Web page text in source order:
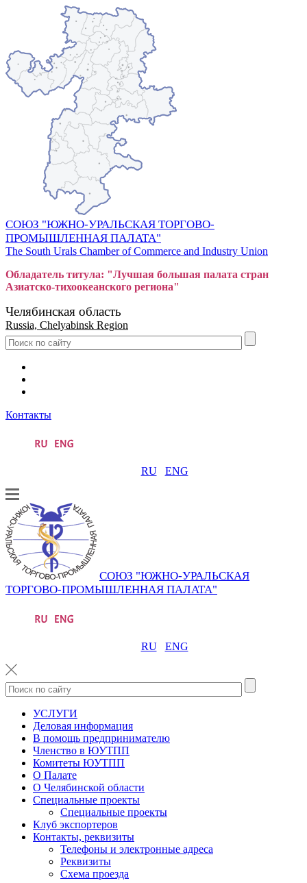
СОЮЗ "ЮЖНО-УРАЛЬСКАЯ ТОРГОВО-
ПРОМЫШЛЕННАЯ ПАЛАТА"
The South Urals Chamber of Commerce and Industry Union
Обладатель титула: "Лучшая большая палата стран
Азиатско-тихоокеанского региона"
Челябинская область
Russia, Chelyabinsk Region
Контакты
RU ENG
СОЮЗ "ЮЖНО-УРАЛЬСКАЯ
ТОРГОВО-ПРОМЫШЛЕННАЯ ПАЛАТА"
RU ENG
УСЛУГИ
Деловая информация
В помощь предпринимателю
Членство в ЮУТПП
Комитеты ЮУТПП
О Палате
О Челябинской области
Специальные проекты
Специальные проекты
Клуб экспортеров
Контакты, реквизиты
Телефоны и электронные адреса
Реквизиты
Схема проезда